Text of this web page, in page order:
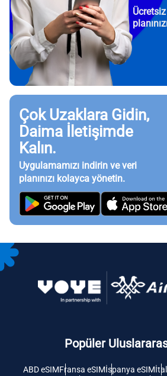
Çok Uzaklara Gidin,
Daima İletişimde
Kalın.
Uygulamamızı indirin ve veri
planınızı kolayca yönetin.
Popüler
ABD eSIMFransa eSIMİspanya eSIM